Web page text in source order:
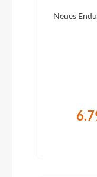
Neues